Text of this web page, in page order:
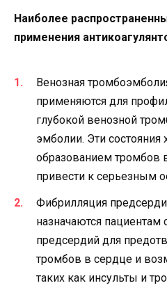
Наиболее
применения
Венозная
применяются для
глубокой венозной
эмболии. Эти состояния
образованием тромбов
привести к серьезным
Фибрилляция
назначаются
предсердий для
тромбов в сердце и
таких как инсульты и